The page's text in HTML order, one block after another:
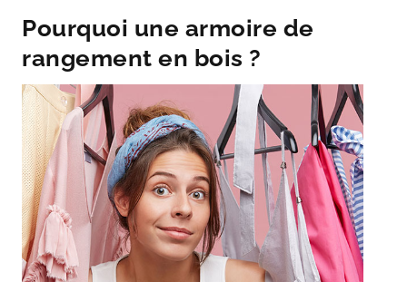
Pourquoi une armoire de
rangement en bois ?